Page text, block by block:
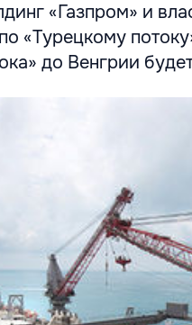
«Газпром» и
«Турецкому
до Венгрии